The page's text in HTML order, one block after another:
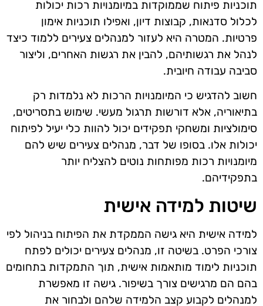
תוכניות פיתוח שממוקדות במיומנויות רכות יכולות
לכלול סדנאות, קבוצות דיון, ואפילו תוכניות אימון
פרטיות. המטרה היא לעזור למנהלים צעירים ללמוד כיצד
לנהל את רגשותיהם, להבין את רגשות האחרים, וליצור
סביבה עבודה חיובית.
חשוב להדגיש כי המיומנויות הרכות לא נלמדות רק
בתיאוריה, אלא דורשות תרגול מעשי. שימוש בתסריטים,
סימולציות ומשחקי תפקידים יכול להוות כלי יעיל לפיתוח
יכולות אלו. בסופו של דבר, מנהלים צעירים שיש להם
מיומנויות רכות מפותחות נוטים להצליח יותר
בתפקידיהם.
שיטות למידה אישית
למידה אישית היא גישה הממקדת את הפיתוח בניהול לפי
צורכי הפרט. בשיטה זו, מנהלים צעירים יכולים לפתח
תוכניות לימוד מותאמות אישית, תוך התמקדות בתחומים
בהם הם מרגישים צורך בשיפור. גישה זו מאפשרת
למנהלים לקבוע קצב הלמידה שלהם ולבחור את